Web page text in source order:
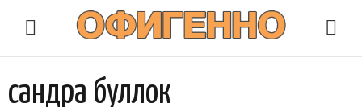
сандра буллок